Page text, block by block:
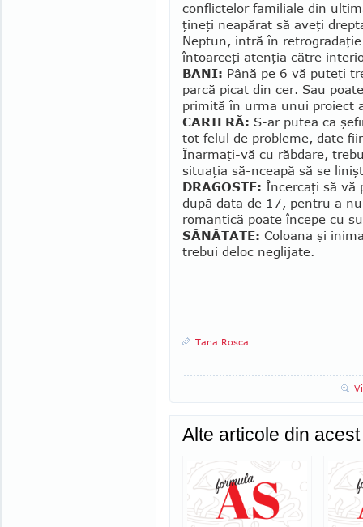
conflictelor familiale din
ţineţi neapărat să aveţi
Neptun, intră în
întoarceţi atenţia către
BANI: Până pe 6 vă puteţi
parcă picat din cer. Sau
pri­mită în urma unui proiect
CARIERĂ: S-ar putea ca
tot felul de pro­ble­me, date
Înar­maţi-vă cu răbdare,
situaţia să-nceapă să se
DRAGOSTE: Încercaţi să vă
după data de 17, pentru a
romantică poate începe cu
SĂNĂTATE: Coloana şi
trebui deloc ne­glijate.
Tana Rosca
Alte articole din